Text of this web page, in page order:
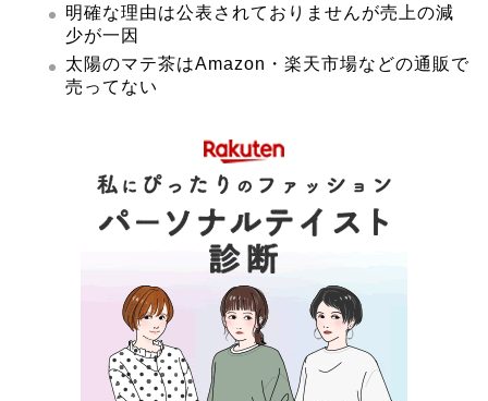
明確な理由は公表されておりませんが売上の減
少が一因
太陽のマテ茶はAmazon・楽天市場などの通販で
売ってない